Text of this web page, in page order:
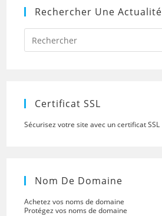
Rechercher Une Actualité
Certificat SSL
Sécurisez votre site avec un certificat SSL
Nom De Domaine
Achetez vos noms de domaine
Protégez vos noms de domaine